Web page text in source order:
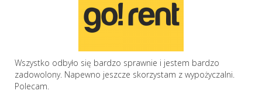
Wszystko odbyło się bardzo sprawnie i jestem bardzo
zadowolony. Napewno jeszcze skorzystam z wypożyczalni.
Polecam.